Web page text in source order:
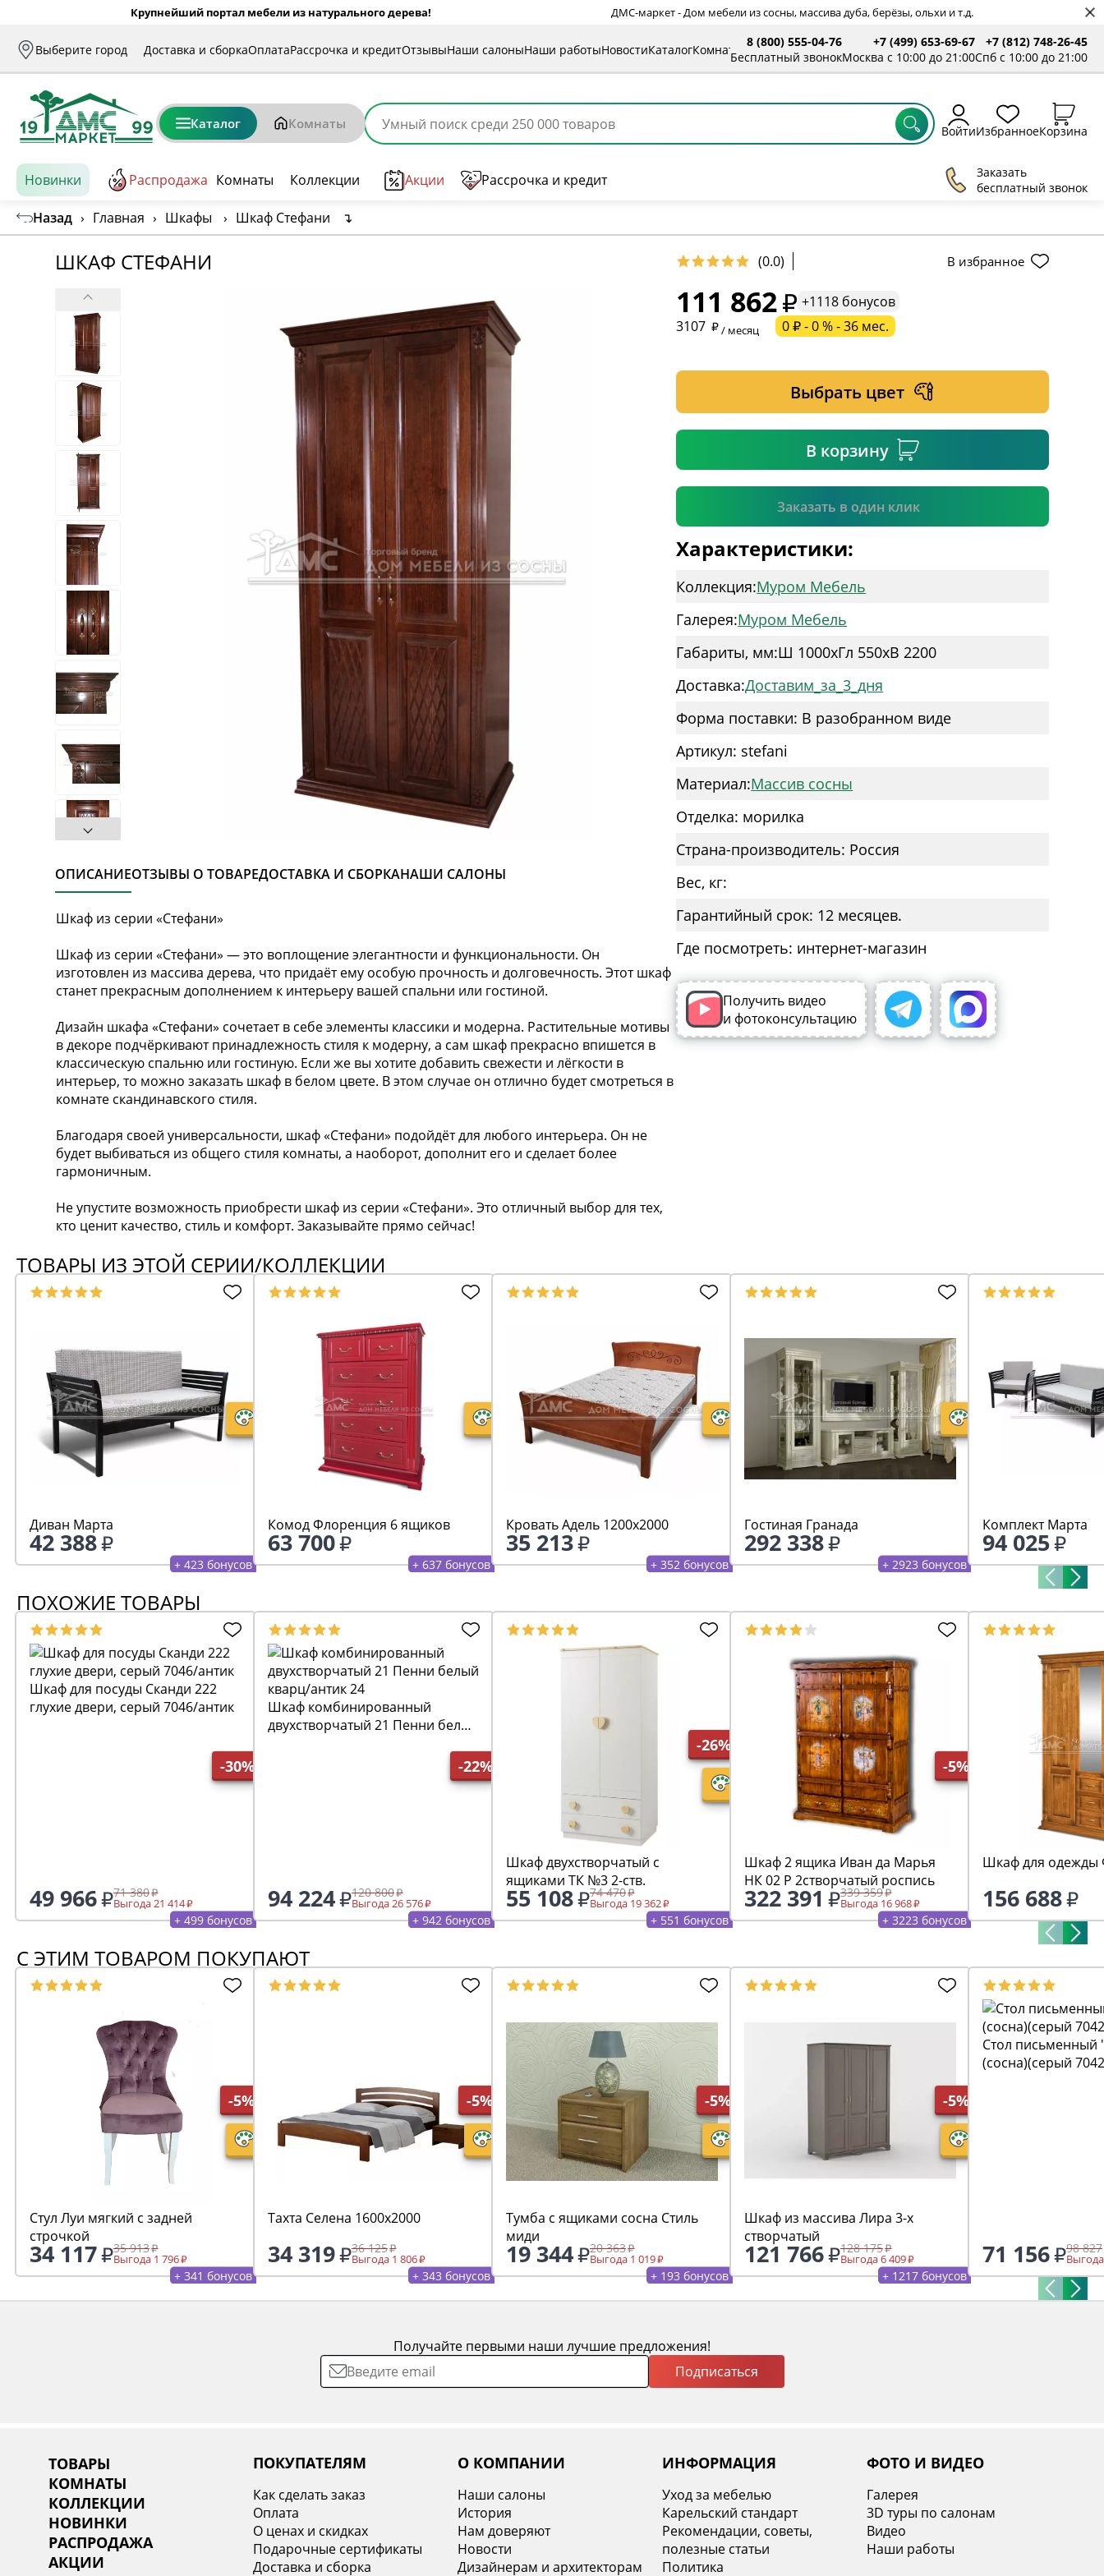
Крупнейший портал мебели из натурального дерева! ДМС-маркет - Дом мебели из сосны, массива дуба, берёзы, ольхи и т.д.
Выберите город Доставка и сборкаОплатаРассрочка и кредитОтзывыНаши салоныНаши работыНовостиКаталогКомнаты
8 (800) 555-04-76
Бесплатный звонок
+7 (499) 653-69-67
Москва с 10:00 до 21:00
+7 (812) 748-26-45
Спб с 10:00 до 21:00
Каталог Комнаты ВойтиИзбранноеКорзина
Новинки Распродажа Комнаты Коллекции Акции Рассрочка и кредит
Заказать
бесплатный звонок
Назад › Главная › Шкафы › Шкаф Стефани ↴
ШКАФ СТЕФАНИ (0.0) В избранное
ОПИСАНИЕОТЗЫВЫ О ТОВАРЕДОСТАВКА И СБОРКАНАШИ САЛОНЫ
Шкаф из серии «Стефани»
Шкаф из серии «Стефани» — это воплощение элегантности и функциональности. Он
изготовлен из массива дерева, что придаёт ему особую прочность и долговечность. Этот шкаф
станет прекрасным дополнением к интерьеру вашей спальни или гостиной.
Дизайн шкафа «Стефани» сочетает в себе элементы классики и модерна. Растительные мотивы
в декоре подчёркивают принадлежность стиля к модерну, а сам шкаф прекрасно впишется в
классическую спальню или гостиную. Если же вы хотите добавить свежести и лёгкости в
интерьер, то можно заказать шкаф в белом цвете. В этом случае он отлично будет смотреться в
комнате скандинавского стиля.
Благодаря своей универсальности, шкаф «Стефани» подойдёт для любого интерьера. Он не
будет выбиваться из общего стиля комнаты, а наоборот, дополнит его и сделает более
гармоничным.
Не упустите возможность приобрести шкаф из серии «Стефани». Это отличный выбор для тех,
кто ценит качество, стиль и комфорт. Заказывайте прямо сейчас!
111 862
+1118 бонусов
3107
/ месяц 0 ₽ - 0 % - 36 мес.
Выбрать цвет
В корзину
Заказать в один клик
* обязательное поле
* необязательное поле
Подтвердить
Характеристики:
Коллекция:Муром Мебель
Галерея:Муром Мебель
Габариты, мм:Ш 1000xГл 550xВ 2200
Доставка:Доставим_за_3_дня
Форма поставки: В разобранном виде
Артикул: stefani
Материал:Массив сосны
Отделка: морилка
Страна-производитель: Россия
Вес, кг:
Гарантийный срок: 12 месяцев.
Где посмотреть: интернет-магазин
Получить видео
и фотоконсультацию
ТОВАРЫ ИЗ ЭТОЙ СЕРИИ/КОЛЛЕКЦИИ
Диван Марта
42 388
+ 423 бонусов
Комод Флоренция 6 ящиков
63 700
+ 637 бонусов
Кровать Адель 1200х2000
35 213
+ 352 бонусов
Гостиная Гранада
292 338
+ 2923 бонусов
Комплект Марта
94 025
ПОХОЖИЕ ТОВАРЫ
-30%
Шкаф для посуды Сканди 222
глухие двери, серый 7046/антик
49 966 71 380
Выгода 21 414
+ 499 бонусов
-22%
Шкаф комбинированный
двухстворчатый 21 Пенни белый
94 224 120 800
Выгода 26 576
+ 942 бонусов
-26%
Шкаф двухстворчатый с
ящиками ТК №3 2-ств.
55 108 74 470
Выгода 19 362
+ 551 бонусов
-5%
Шкаф 2 ящика Иван да Марья
НК 02 Р 2створчатый роспись
322 391 339 359
Выгода 16 968
+ 3223 бонусов
Шкаф для одежды
156 688
С ЭТИМ ТОВАРОМ ПОКУПАЮТ
-5%
Стул Луи мягкий с задней
строчкой
34 117 35 913
Выгода 1 796
+ 341 бонусов
-5%
Тахта Селена 1600х2000
34 319 36 125
Выгода 1 806
+ 343 бонусов
-5%
Тумба с ящиками сосна Стиль
миди
19 344 20 363
Выгода 1 019
+ 193 бонусов
-5%
Шкаф из массива Лира 3-х
створчатый
121 766 128 175
Выгода 6 409
+ 1217 бонусов
Стол письменный
(сосна)(серый
71 156 98 827
Получайте первыми наши лучшие предложения!
Подписаться
ТОВАРЫ
КОМНАТЫ
КОЛЛЕКЦИИ
НОВИНКИ
РАСПРОДАЖА
АКЦИИ
ПОКУПАТЕЛЯМ
Как сделать заказ
Оплата
О ценах и скидках
Подарочные сертификаты
Доставка и сборка
О КОМПАНИИ
Наши салоны
История
Нам доверяют
Новости
Дизайнерам и архитекторам
ИНФОРМАЦИЯ
Уход за мебелью
Карельский стандарт
Рекомендации, советы,
полезные статьи
Политика
ФОТО И ВИДЕО
Галерея
3D туры по салонам
Видео
Наши работы